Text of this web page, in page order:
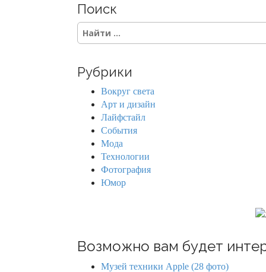
t
s
n
a
o
Поиск
S
c
Рубрики
Вокруг света
Арт и дизайн
Лайфстайл
События
Мода
Технологии
Фотография
Юмор
Возможно вам будет
Музей техники Apple (28 фото)